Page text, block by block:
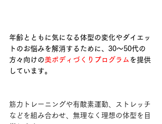
年齢とともに気になる体型の変化やダイエッ
トのお悩みを解消するために、30～50代の
方々向けの美ボディづくりプログラム を提供
しています。
筋力トレーニングや有酸素運動、ストレッチ
などを組み合わせ、無理なく理想の体型を目